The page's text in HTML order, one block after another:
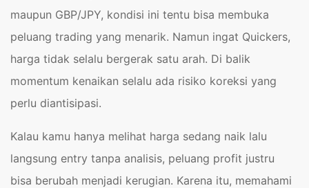
maupun GBP/JPY, kondisi ini tentu bisa membuka
peluang trading yang menarik. Namun ingat Quickers,
harga tidak selalu bergerak satu arah. Di balik
momentum kenaikan selalu ada risiko koreksi yang
perlu diantisipasi.
Kalau kamu hanya melihat harga sedang naik lalu
langsung entry tanpa analisis, peluang profit justru
bisa berubah menjadi kerugian. Karena itu, memahami